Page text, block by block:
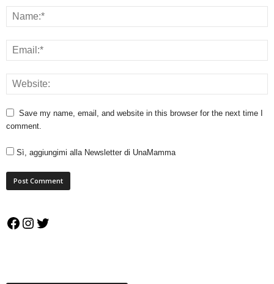
Save my name, email, and website in this browser for the next time I
comment.
Sì, aggiungimi alla Newsletter di UnaMamma
Facebook
Instagram
Twitter